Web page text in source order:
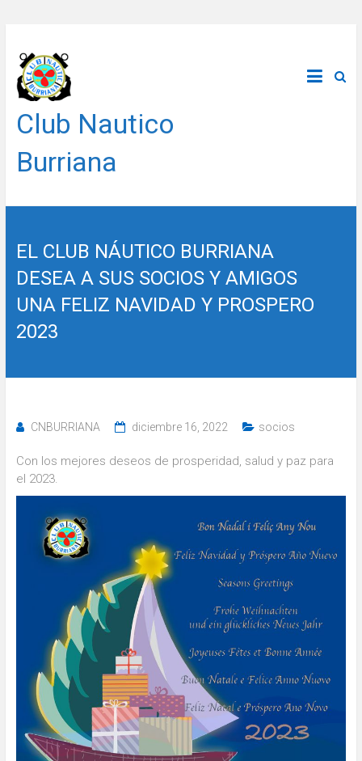
contenido
Club Nautico
Burriana
EL CLUB NÁUTICO BURRIANA
DESEA A SUS SOCIOS Y AMIGOS
UNA FELIZ NAVIDAD Y PROSPERO
2023
CNBURRIANA diciembre 16, 2022 socios
Con los mejores deseos de prosperidad, salud y paz para
el 2023.